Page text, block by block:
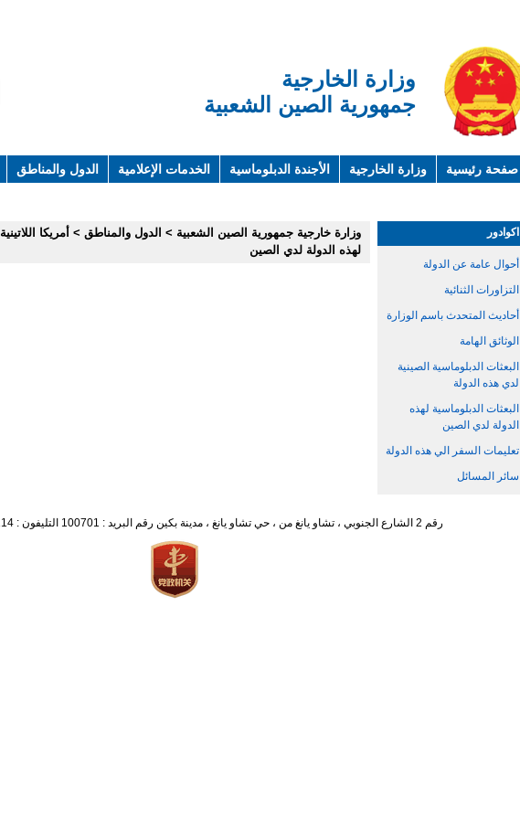
وزارة الخارجية
جمهورية الصين الشعبية
صفحة رئيسية وزارة الخارجية الأجندة الدبلوماسية الخدمات الإعلامية الدول والمناطق
اكوادور
أحوال عامة عن الدولة
التزاورات الثنائية
أحاديث المتحدث باسم الوزارة
الوثائق الهامة
البعثات الدبلوماسية الصينية
لدي هذه الدولة
البعثات الدبلوماسية لهذه
الدولة لدي الصين
تعليمات السفر الي هذه الدولة
سائر المسائل
وزارة خارجية جمهورية الصين الشعبية > الدول والمناطق > أمريكا اللاتينية
لهذه الدولة لدي الصين
رقم 2 الشارع الجنوبي ، تشاو يانغ من ، حي تشاو يانغ ، مدينة بكين رقم البريد : 100701 التليفون : 65961114 - 10 - 86 +